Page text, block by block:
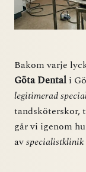
Bakom varje
Göta Dental i
legitimerad
tandsköterskor,
går vi igenom
avspecialistklinik